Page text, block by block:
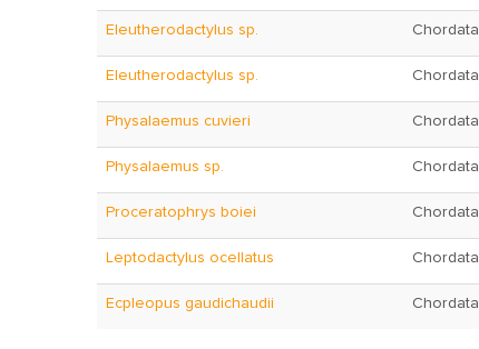
Eleutherodactylus sp. Chordata
Eleutherodactylus sp. Chordata
Physalaemus cuvieri Chordata
Physalaemus sp. Chordata
Proceratophrys boiei Chordata
Leptodactylus ocellatus Chordata
Ecpleopus gaudichaudii Chordata